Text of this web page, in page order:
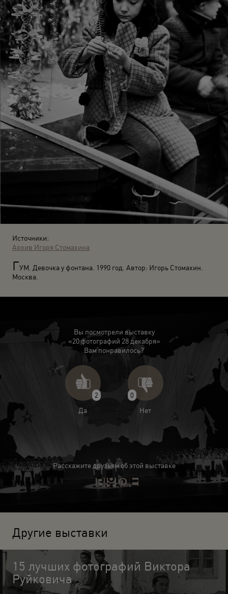
Источники:
Архив Игоря Стомахина
ГУМ. Девочка у фонтана. 1990 год. Автор: Игорь Стомахин.
Москва.
Вы посмотрели выставку
«20 фотографий 28 декабря»
Вам понравилось?
2
Да
0
Нет
Расскажите друзьям об этой выставке
Другие выставки
15 лучших фотографий Виктора
Руйковича